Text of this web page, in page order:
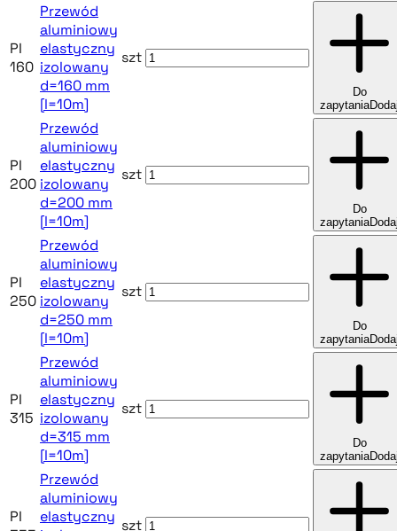
PI
160
Przewód
aluminiowy
elastyczny
izolowany
d=160 mm
[l=10m]
szt
Do
zapytania
PI
200
Przewód
aluminiowy
elastyczny
izolowany
d=200 mm
[l=10m]
szt
Do
zapytania
PI
250
Przewód
aluminiowy
elastyczny
izolowany
d=250 mm
[l=10m]
szt
Do
zapytania
PI
315
Przewód
aluminiowy
elastyczny
izolowany
d=315 mm
[l=10m]
szt
Do
zapytania
PI
Przewód
aluminiowy
elastyczny szt